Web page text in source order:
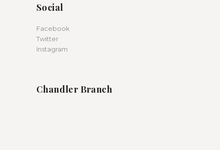
Social
Facebook
Twitter
Instagram
Chandler Branch